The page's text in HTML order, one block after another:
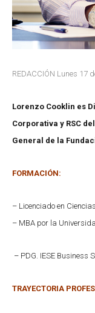
REDACCIÓN Lunes 17
Lorenzo Cooklin es
Corporativa y RSC
General de la
FORMACIÓN:
– Licenciado en
– MBA por la
– PDG. IESE Business
TRAYECTORIA